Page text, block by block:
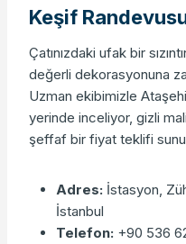
Keşif
Çatınızdaki ufak bir
değerli dekorasyonuna
Uzman ekibimizle
yerinde inceliyor, gizli
şeffaf bir fiyat teklifi
Adres: İstasyon,
İstanbul
Telefon: +90 536